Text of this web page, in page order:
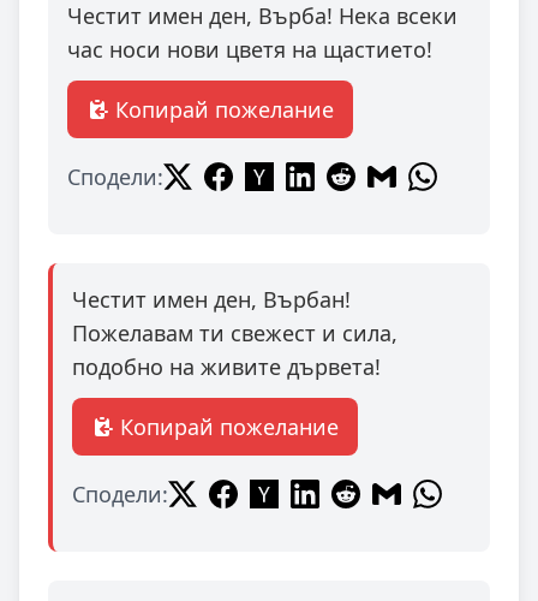
Честит имен ден, Върба! Нека всеки
час носи нови цветя на щастието!
Копирай пожелание
Сподели:
Честит имен ден, Върбан!
Пожелавам ти свежест и сила,
подобно на живите дървета!
Копирай пожелание
Сподели: